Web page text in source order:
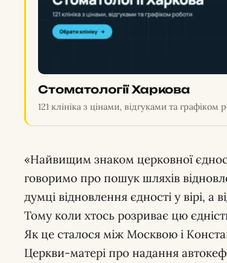
Стоматології Харкова
121 клініка з цінами, відгуками та графіком
«Найвищим знаком церковної
говоримо про пошук шляхів
думці відновлення єдності у вірі, а
Тому коли хтось розриває цю
Як це сталося між Москвою і
Церкви-матері про надання